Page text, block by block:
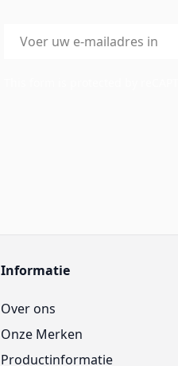
E-mailadres
Informatie
Over ons
Onze Merken
Productinformatie